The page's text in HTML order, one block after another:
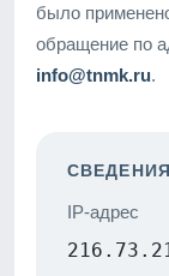
было
обращение по
info@tnmk.ru.
СВЕДЕНИЯ
IP-адрес